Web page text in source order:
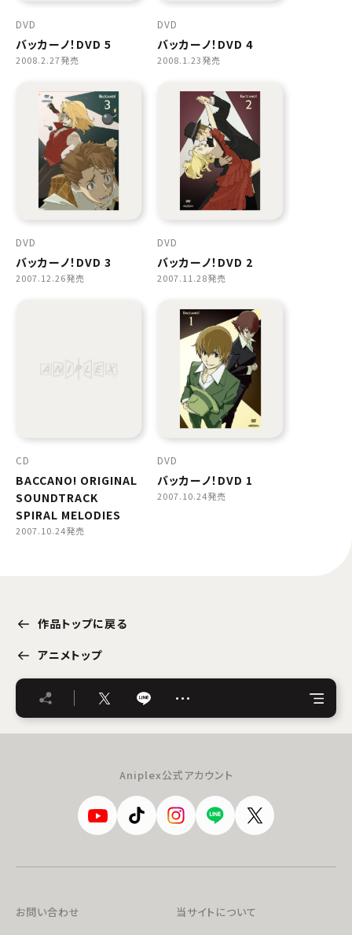
DVD
バッカーノ！DVD 5
2008.2.27発売
DVD
バッカーノ！DVD 4
2008.1.23発売
DVD
バッカーノ！DVD 3
2007.12.26発売
DVD
バッカーノ！DVD 2
2007.11.28発売
CD
BACCANO! ORIGINAL
SOUNDTRACK
SPIRAL MELODIES
2007.10.24発売
DVD
バッカーノ！DVD 1
2007.10.24発売
作品トップに戻る
アニメトップ
…
Aniplex公式アカウント
お問い合わせ
当サイトについて